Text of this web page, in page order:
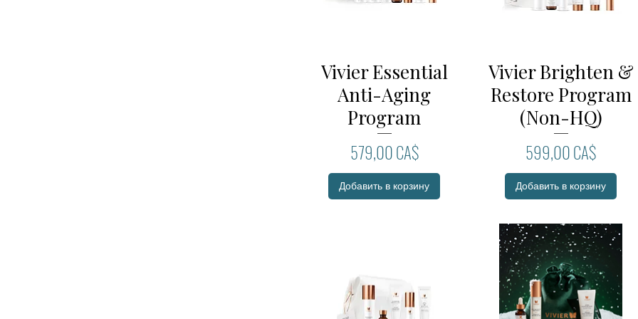
Быстрый просмотр
Vivier Essential
Anti-Aging
Program
Цена
579,00 CA$
Добавить в корзину
Быстрый просмотр
Vivier Brighten &
Restore Program
(Non-HQ)
Цена
599,00 CA$
Добавить в корзину